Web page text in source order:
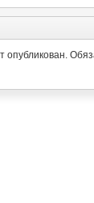
опубликован.